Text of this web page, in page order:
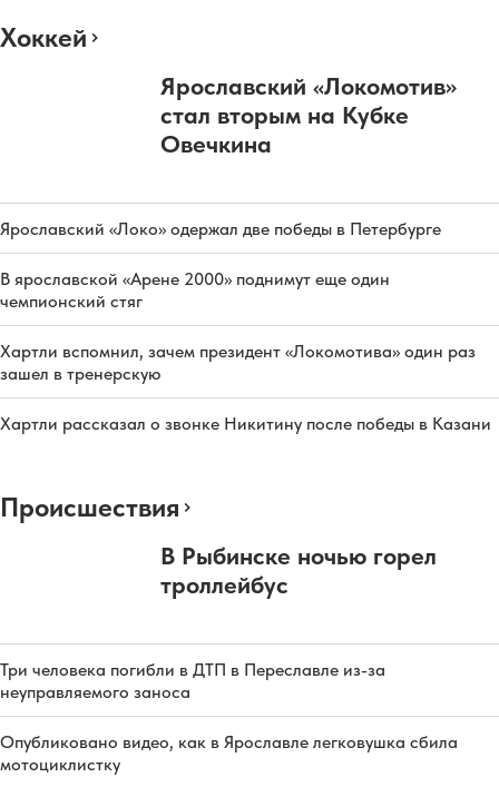
Хоккей
Ярославский «Локомотив»
стал вторым на Кубке
Овечкина
Ярославский «Локо» одержал две победы в Петербурге
В ярославской «Арене 2000» поднимут еще один
чемпионский стяг
Хартли вспомнил, зачем президент «Локомотива» один раз
зашел в тренерскую
Хартли рассказал о звонке Никитину после победы в Казани
Происшествия
В Рыбинске ночью горел
троллейбус
Три человека погибли в ДТП в Переславле из-за
неуправляемого заноса
Опубликовано видео, как в Ярославле легковушка сбила
мотоциклистку